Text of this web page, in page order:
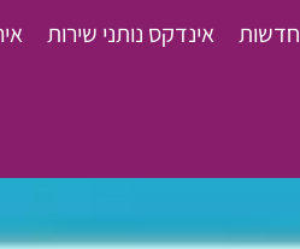
חדשות אינדקס נותני שירות